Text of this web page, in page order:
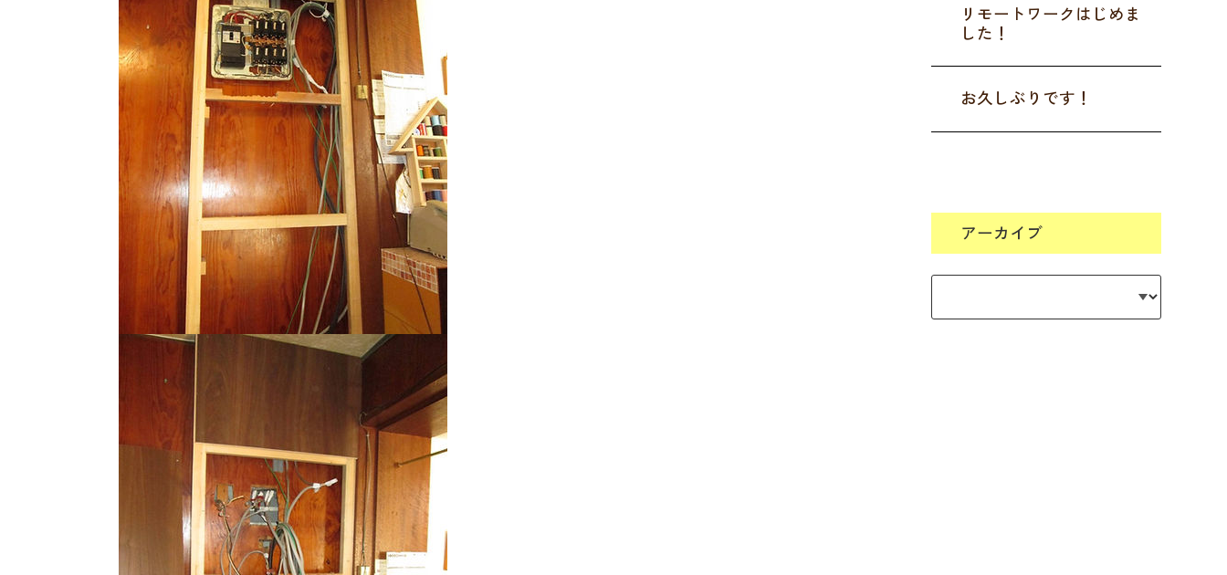
リモートワークはじめま
した！
お久しぶりです！
アーカイブ